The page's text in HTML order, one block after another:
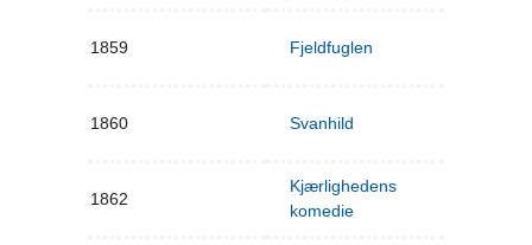
1859 Fjeldfuglen
1860 Svanhild
1862
Kjærlighedens
komedie